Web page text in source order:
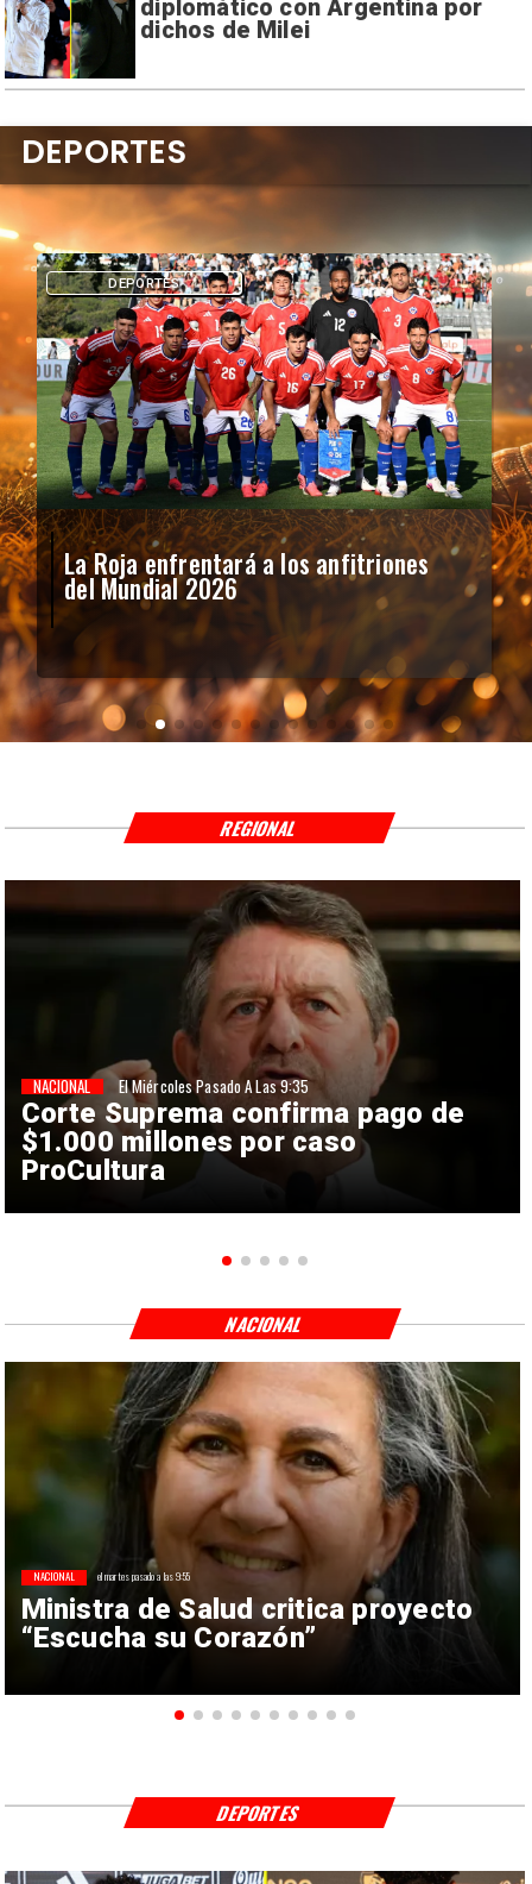
diplomático con Argentina por
dichos de Milei
La Roja enfrentará a los anfitriones
del Mundial 2026
DEPORTES
DEPORTES
Corte Suprema confirma pago de
$1.000 millones por caso
ProCultura
NACIONAL El Miércoles Pasado A Las 9:35
REGIONAL
Ministra de Salud critica proyecto
“Escucha su Corazón”
NACIONAL el martes pasado a las 9:55
NACIONAL
DEPORTES